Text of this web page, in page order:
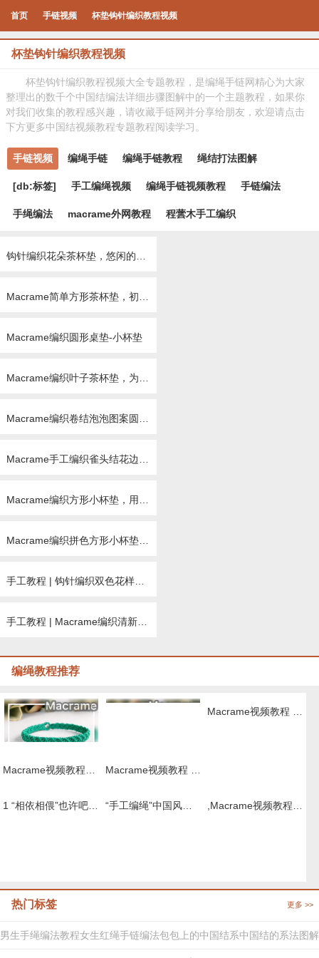
首页 手链视频 杯垫钩针编织教程视频
杯垫钩针编织教程视频
杯垫钩针编织教程视频大全专题教程，是编绳手链网精心为大家
整理出的数千个中国结编法详细步骤图解中的一个主题教程，如果你
对我们收集的教程感兴趣，请收藏手链网并分享给朋友，欢迎请点击
下方更多中国结视频教程专题教程阅读学习。
手链视频 编绳手链 编绳手链教程 绳结打法图解
[db:标签] 手工编绳视频 编绳手链视频教程 手链编法
手绳编法 macrame外网教程 程蕓木手工编织
Macrame编织圆形桌垫-小杯垫
Macrame编织拼色方形小杯垫手工教程
手工教程 | 钩针编织双色花样圆形小杯垫
手工教程 | Macrame编织清新心形小杯垫
编绳教程推荐
Macrame视频教程，清新外网手链编织步骤 Macrame视频教程 by Afeng 编绳,6股绳编法（1）,Macrame视频教程 手链
1 “相依相偎”也许吧0 取名 情侣手绳 “手工编绳”中国风桃花扇挂件编织教程视频（上集） ,Macrame视频教程 8股绳手链编法步骤
更多 >>
热门标签
男生手绳编法教程女生红绳手链编法包包上的中国结系中国结的系法图解